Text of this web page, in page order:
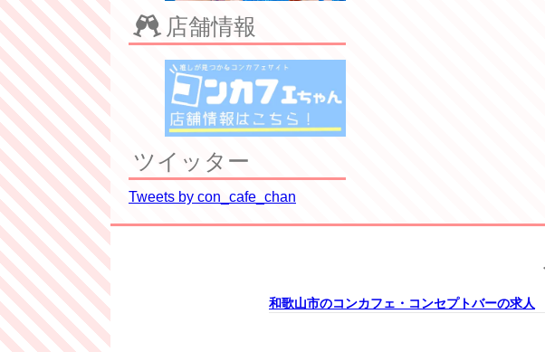
店舗情報
ツイッター
Tweets by con_cafe_chan
和歌山市のコンカフェ・コンセプトバーの求人